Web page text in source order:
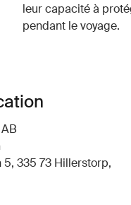
leur capacité à
pendant le voyage.
335 73 Hillerstorp,